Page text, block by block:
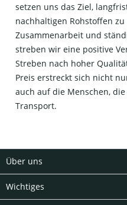
setzen uns das Ziel,
nachhaltigen Rohstoffen
Zusammenarbeit und
streben wir eine positive
Streben nach hoher
Preis erstreckt sich nicht
auch auf die Menschen,
Transport.
Über uns
Wichtiges